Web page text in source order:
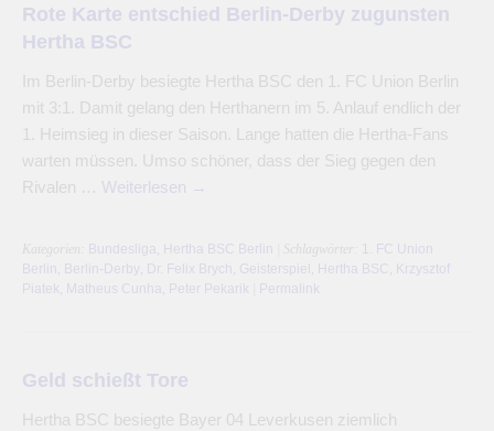
Rote Karte entschied Berlin-Derby zugunsten
Hertha BSC
Im Berlin-Derby besiegte Hertha BSC den 1. FC Union Berlin
mit 3:1. Damit gelang den Herthanern im 5. Anlauf endlich der
1. Heimsieg in dieser Saison. Lange hatten die Hertha-Fans
warten müssen. Umso schöner, dass der Sieg gegen den
Rivalen … Weiterlesen →
Kategorien: Bundesliga Hertha BSC Berlin | Schlagwörter:
1. FC Union
Berlin
Berlin-Derby Dr. Felix Brych Geisterspiel Hertha BSC
Krzysztof
Piatek
Matheus Cunha Peter Pekarik Permalink
Geld schießt Tore
Hertha BSC besiegte Bayer 04 Leverkusen ziemlich